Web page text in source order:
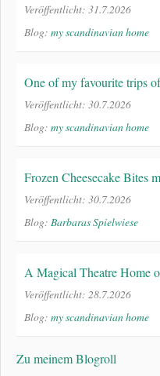
Veröffentlicht: 31.7.2026
Blog: my scandinavian home
One of my favourite trips
Veröffentlicht: 30.7.2026
Blog: my scandinavian home
Frozen Cheesecake Bites
Veröffentlicht: 30.7.2026
Blog: Barbaras Spielwiese
A Magical Theatre Home
Veröffentlicht: 28.7.2026
Blog: my scandinavian home
Zu meinem Blogroll